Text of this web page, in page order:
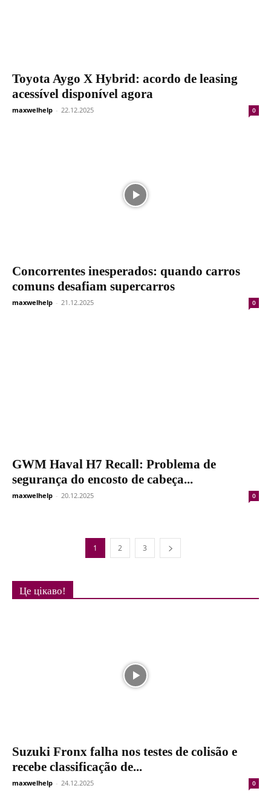
Toyota Aygo X Hybrid: acordo de leasing
acessível disponível agora
maxwelhelp - 22.12.2025 0
Concorrentes inesperados: quando carros
comuns desafiam supercarros
maxwelhelp - 21.12.2025 0
GWM Haval H7 Recall: Problema de
segurança do encosto de cabeça...
maxwelhelp - 20.12.2025 0
1 2 3
Це цікаво!
Suzuki Fronx falha nos testes de colisão e
recebe classificação de...
maxwelhelp - 24.12.2025 0